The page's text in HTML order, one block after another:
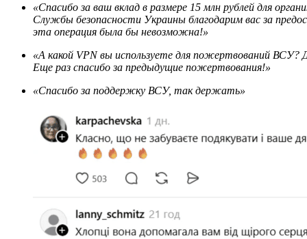
«Спасибо за ваш вклад в размере 15 млн рублей для организации операции «Паутина». Также от имени всей
Службы безопасности Украины благодарим вас за
эта операция была бы невозможна!»
«А какой VPN вы используете для пожертвований ВСУ? Другие звезды, наверное, тоже заинтересованы этим.
Еще раз спасибо за предыдущие пожертвования!»
«Спасибо за поддержку ВСУ, так держать»